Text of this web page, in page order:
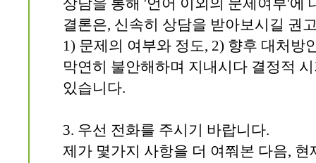
상담을 통해 '언어 이외의 문제여부'에
결론은, 신속히 상담을 받아보시길 권
1) 문제의 여부와 정도, 2) 향후 대처방
막연히 불안해하며 지내시다 결정적
있습니다.
3. 우선 전화를 주시기 바랍니다.
제가 몇가지 사항을 더 여쭤본 다음,